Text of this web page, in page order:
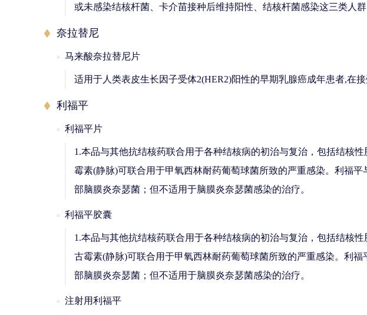
或未感染结核杆菌、卡介苗接种后维持阳性、结核杆菌感染这三类人
奈拉替尼
马来酸奈拉替尼片
适用于人类表皮生长因子受体2(HER2)阳性的早期乳腺癌成年患者,在
利福平
利福平片
1.本品与其他抗结核药联合用于各种结核病的初治与复治，包括结核
霉素(静脉)可联合用于甲氧西林耐药葡萄球菌所致的严重感染。利福
部脑膜炎奈瑟菌；但不适用于脑膜炎奈瑟菌感染的治疗。
利福平胶囊
1.本品与其他抗结核药联合用于各种结核病的初治与复治，包括结核
古霉素(静脉)可联合用于甲氧西林耐药葡萄球菌所致的严重感染。利
部脑膜炎奈瑟菌；但不适用于脑膜炎奈瑟菌感染的治疗。
注射用利福平